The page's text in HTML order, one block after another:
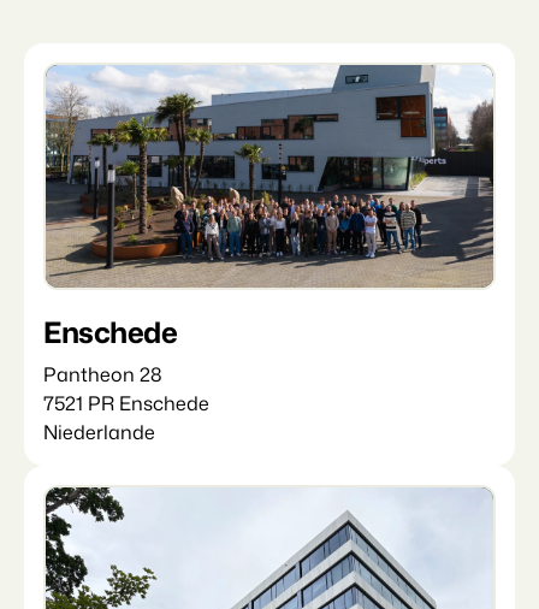
Enschede
Pantheon 28
7521 PR Enschede
Niederlande